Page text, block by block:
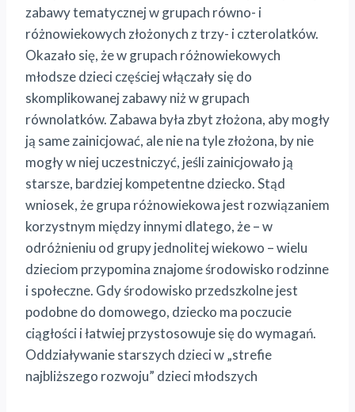
zabawy tematycznej w grupach równo- i
różnowiekowych złożonych z trzy- i czterolatków.
Okazało się, że w grupach różnowiekowych
młodsze dzieci częściej włączały się do
skomplikowanej zabawy niż w grupach
równolatków. Zabawa była zbyt złożona, aby mogły
ją same zainicjować, ale nie na tyle złożona, by nie
mogły w niej uczestniczyć, jeśli zainicjowało ją
starsze, bardziej kompetentne dziecko. Stąd
wniosek, że grupa różnowiekowa jest rozwiązaniem
korzystnym między innymi dlatego, że – w
odróżnieniu od grupy jednolitej wiekowo – wielu
dzieciom przypomina znajome środowisko rodzinne
i społeczne. Gdy środowisko przedszkolne jest
podobne do domowego, dziecko ma poczucie
ciągłości i łatwiej przystosowuje się do wymagań.
Oddziaływanie starszych dzieci w „strefie
najbliższego rozwoju” dzieci młodszych